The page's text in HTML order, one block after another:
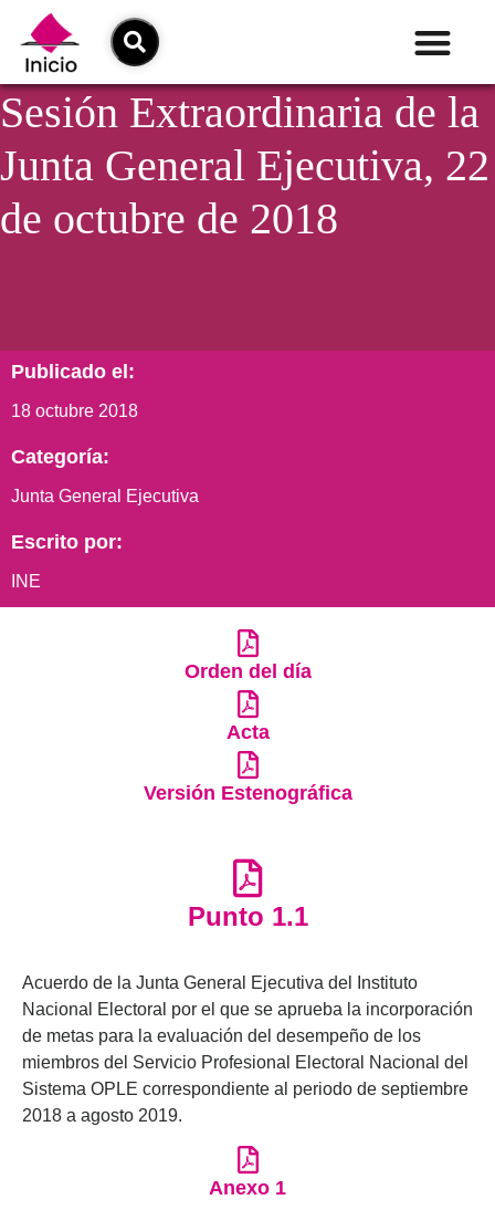
Sesión Extraordinaria de la
Junta General Ejecutiva, 22
de octubre de 2018
Publicado el:
18 octubre 2018
Categoría:
Junta General Ejecutiva
Escrito por:
INE
Orden del día
Acta
Versión Estenográfica
Punto 1.1
Acuerdo de la Junta General Ejecutiva del Instituto
Nacional Electoral por el que se aprueba la incorporación
de metas para la evaluación del desempeño de los
miembros del Servicio Profesional Electoral Nacional del
Sistema OPLE correspondiente al periodo de septiembre
2018 a agosto 2019.
Anexo 1